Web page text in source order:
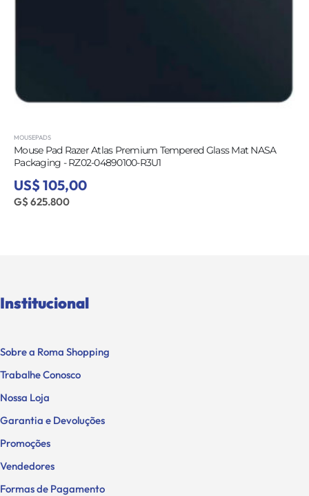
MOUSEPADS
Mouse Pad Razer Atlas Premium Tempered Glass Mat NASA
Packaging - RZ02-04890100-R3U1
US$ 105,00
G$ 625.800
Institucional
Sobre a Roma Shopping
Trabalhe Conosco
Nossa Loja
Garantia e Devoluções
Promoções
Vendedores
Formas de Pagamento